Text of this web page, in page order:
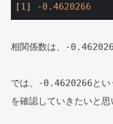
[1 ] -0 .4620266
相関係数は、-
では、-0.4620266とい
を確認していきたいと思